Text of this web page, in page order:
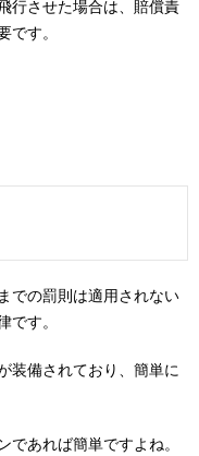
行させた場合は、賠償責
です。
での罰則は適用されない
です。
装備されており、簡単に
あれば簡単ですよね。